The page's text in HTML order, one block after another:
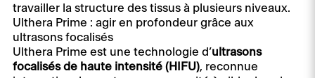
travailler la structure des tissus à plusieurs niveaux.
Ulthera Prime : agir en profondeur grâce aux
ultrasons focalisés
Ulthera Prime est une technologie d’ultrasons
focalisés de haute intensité (HIFU), reconnue